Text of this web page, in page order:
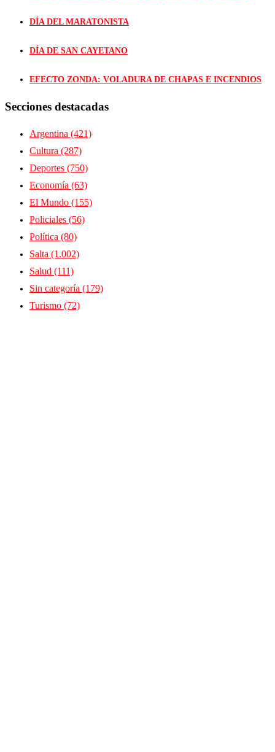
DÍA DEL MARATONISTA
DÍA DE SAN CAYETANO
EFECTO ZONDA: VOLADURA DE CHAPAS E INCENDIOS
Secciones destacadas
Argentina (421)
Cultura (287)
Deportes (750)
Economía (63)
El Mundo (155)
Policiales (56)
Política (80)
Salta (1.002)
Salud (111)
Sin categoría (179)
Turismo (72)